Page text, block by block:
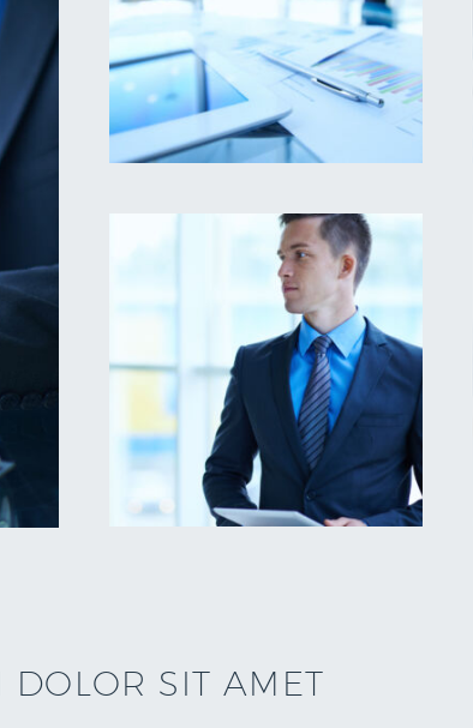
DOLOR SIT AMET